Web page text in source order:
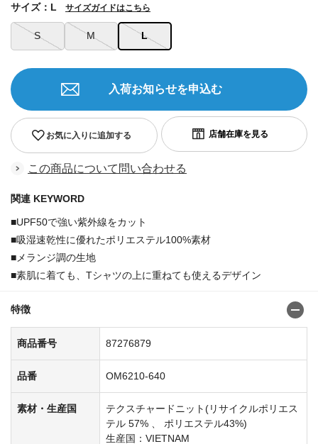
S M L
サイズ：L サイズガイドはこちら
お気に入りに追加する
入荷お知らせを申込む
この商品について問い合わせる
関連 KEYWORD
■UPF50で強い紫外線をカット
■吸湿速乾性に優れたポリエステル100%素材
■メランジ調の生地
■素肌に着ても、Tシャツの上に重ねても使えるデザイン
特徴
商品番号 87276879
品番 OM6210-640
素材・生産国
テクスチャードニット(リサイクルポリエス
テル 57% 、 ポリエステル43%)
生産国：VIETNAM